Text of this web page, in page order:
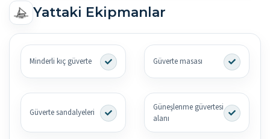
Yattaki Ekipmanlar
Minderli kıç güverte Güverte masası
Güverte sandalyeleri
Güneşlenme güvertesi
alanı